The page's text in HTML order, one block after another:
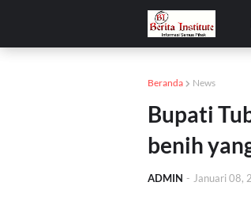
Beranda News
Bupati
benih
ADMIN - Januari 08,